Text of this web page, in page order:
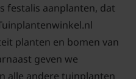
de planten vaker gaan
om de plant
geven. Dit kan met een
festalis aanplanten, dat
planten en bomen van
geven we
alle andere tuinplanten